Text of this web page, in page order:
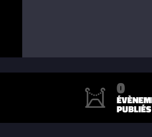
0
PUBLIÉS